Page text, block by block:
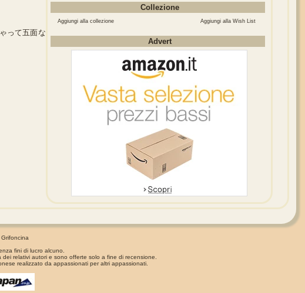
Collezione
Aggiungi alla collezione Aggiungi alla Wish List
Advert
って五面な
fini di lucro alcuno.
relativi autori e sono offerte solo a fine di recensione.
realizzato da appassionati per altri appassionati.